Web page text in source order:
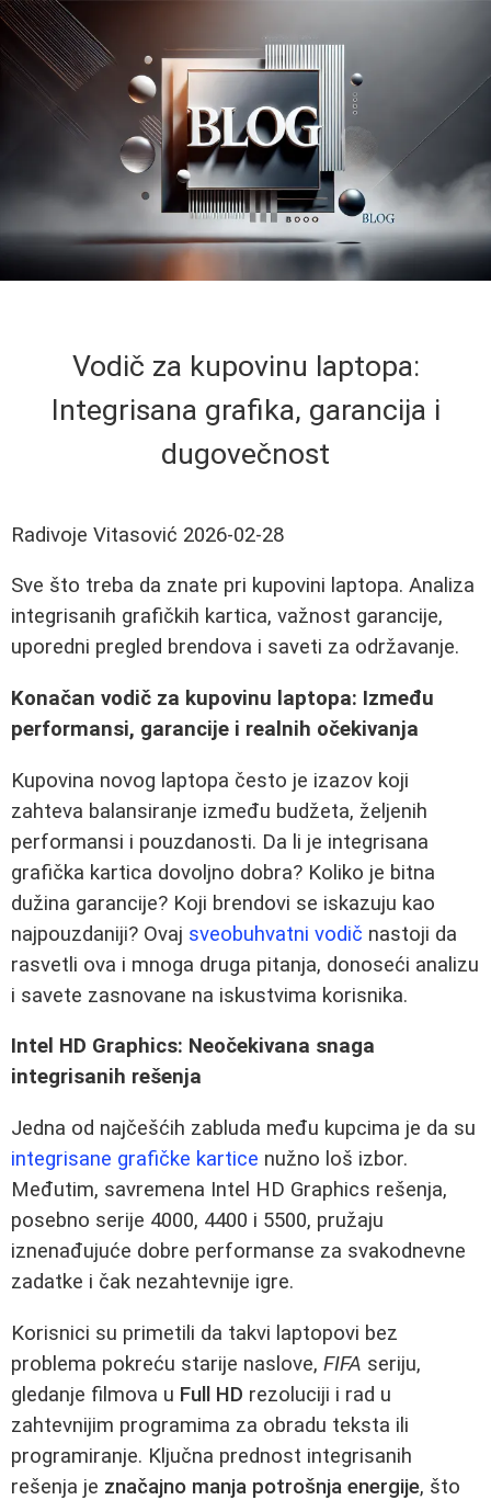
Vodič za kupovinu laptopa:
Integrisana grafika, garancija i
dugovečnost
Radivoje Vitasović 2026-02-28
Sve što treba da znate pri kupovini laptopa. Analiza
integrisanih grafičkih kartica, važnost garancije,
uporedni pregled brendova i saveti za održavanje.
Konačan vodič za kupovinu laptopa: Između
performansi, garancije i realnih očekivanja
Kupovina novog laptopa često je izazov koji
zahteva balansiranje između budžeta, željenih
performansi i pouzdanosti. Da li je integrisana
grafička kartica dovoljno dobra? Koliko je bitna
dužina garancije? Koji brendovi se iskazuju kao
najpouzdaniji? Ovaj sveobuhvatni vodič nastoji da
rasvetli ova i mnoga druga pitanja, donoseći analizu
i savete zasnovane na iskustvima korisnika.
Intel HD Graphics: Neočekivana snaga
integrisanih rešenja
Jedna od najčešćih zabluda među kupcima je da su
integrisane grafičke kartice nužno loš izbor.
Međutim, savremena Intel HD Graphics rešenja,
posebno serije 4000, 4400 i 5500, pružaju
iznenađujuće dobre performanse za svakodnevne
zadatke i čak nezahtevnije igre.
Korisnici su primetili da takvi laptopovi bez
problema pokreću starije naslove, FIFA seriju,
gledanje filmova u Full HD rezoluciji i rad u
zahtevnijim programima za obradu teksta ili
programiranje. Ključna prednost integrisanih
rešenja je značajno manja potrošnja energije, što